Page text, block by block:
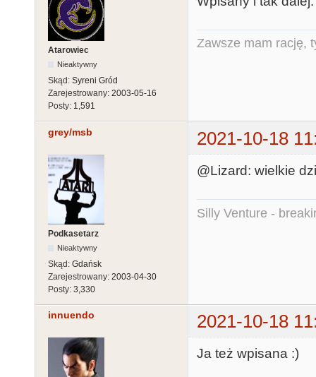
Atarowiec
Nieaktywny
Skąd: Syreni Gród
Zarejestrowany: 2003-05-16
Posty: 1,591
Zawsze mam rację,
grey/msb 2021-10-18
Podkasetarz
Nieaktywny
Skąd: Gdańsk
Zarejestrowany: 2003-04-30
Posty: 3,330
@Lizard: wielkie
Silly Venture -
innuendo 2021-10-18
Ja też wpisana :)